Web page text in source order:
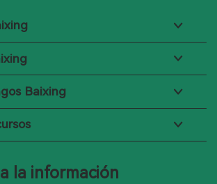
Baixing
la información